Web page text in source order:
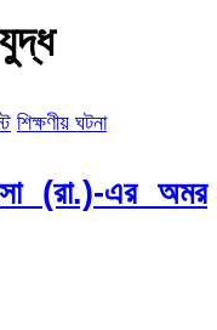
শিক্ষণীয় ঘটনা
(রা.)-এর অমর